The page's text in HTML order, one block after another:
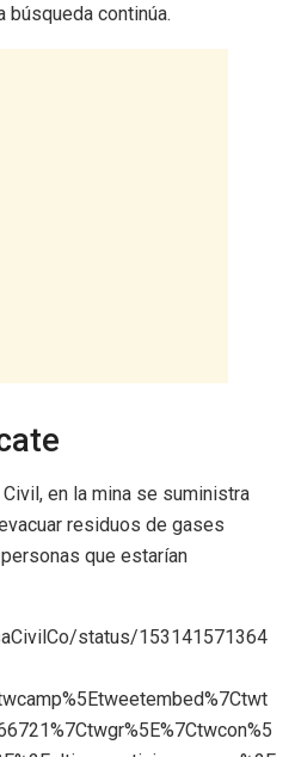
continúa.
en la mina se suministra
residuos de gases
que estarían
status/153141571364